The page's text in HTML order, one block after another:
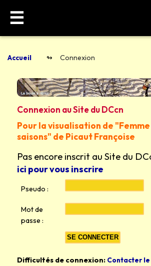
Accueil Connexion
☰
Connexion au Site du DCcn
Pour la visualisation de
saisons" de Picaut Françoise
Pas encore inscrit au Site du
ici pour vous inscrire
Pseudo :
Mot de
passe :
Difficultés de connexion: Contacter